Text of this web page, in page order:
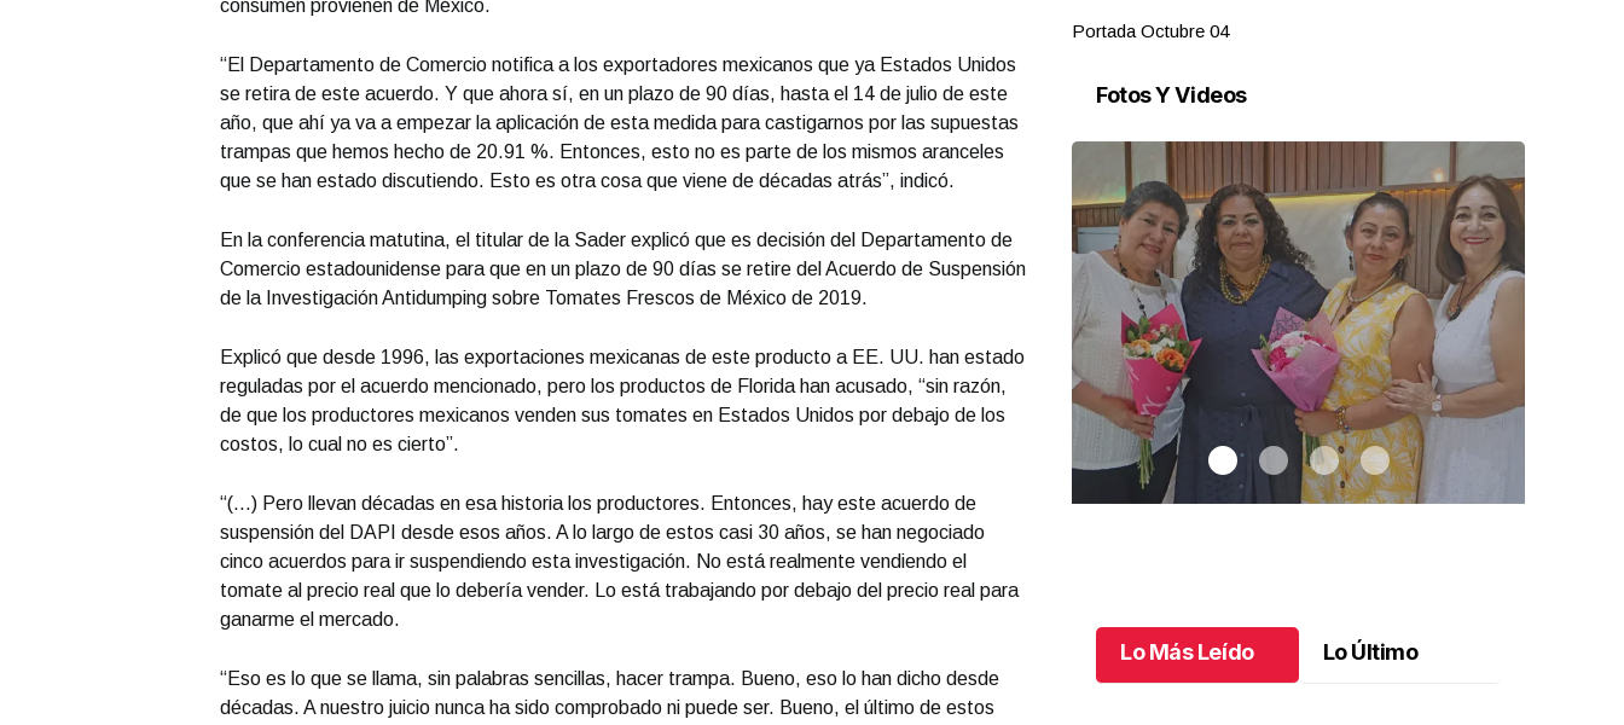
consumen provienen de México.
“El Departamento de Comercio notifica a los exportadores mexicanos que ya Estados Unidos
se retira de este acuerdo. Y que ahora sí, en un plazo de 90 días, hasta el 14 de julio de este
año, que ahí ya va a empezar la aplicación de esta medida para castigarnos por las supuestas
trampas que hemos hecho de 20.91 %. Entonces, esto no es parte de los mismos aranceles
que se han estado discutiendo. Esto es otra cosa que viene de décadas atrás”, indicó.
En la conferencia matutina, el titular de la Sader explicó que es decisión del Departamento de
Comercio estadounidense para que en un plazo de 90 días se retire del Acuerdo de Suspensión
de la Investigación Antidumping sobre Tomates Frescos de México de 2019.
Explicó que desde 1996, las exportaciones mexicanas de este producto a EE. UU. han estado
reguladas por el acuerdo mencionado, pero los productos de Florida han acusado, “sin razón,
de que los productores mexicanos venden sus tomates en Estados Unidos por debajo de los
costos, lo cual no es cierto”.
“(...) Pero llevan décadas en esa historia los productores. Entonces, hay este acuerdo de
suspensión del DAPI desde esos años. A lo largo de estos casi 30 años, se han negociado
cinco acuerdos para ir suspendiendo esta investigación. No está realmente vendiendo el
tomate al precio real que lo debería vender. Lo está trabajando por debajo del precio real para
ganarme el mercado.
“Eso es lo que se llama, sin palabras sencillas, hacer trampa. Bueno, eso lo han dicho desde
décadas. A nuestro juicio nunca ha sido comprobado ni puede ser. Bueno, el último de estos
Portada Octubre 04
Fotos Y Videos
Lo Más Leído Lo Último